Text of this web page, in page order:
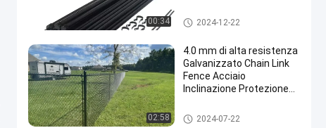
00:34
Recinzione a maglie di catena
metallica
2024-12-22
02:58
4.0 mm di alta resistenza
Galvanizzato Chain Link
Fence Acciaio
Inclinazione Protezione
Mesh Netting
Recinzione a maglie di catena
metallica
2024-07-22